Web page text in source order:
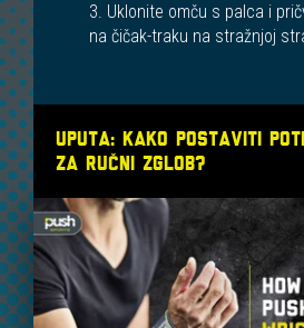
3. Uklonite omču s palca i
na čičak-traku na stražnjoj
Uputa: Kako postaviti
za ručni zglob?